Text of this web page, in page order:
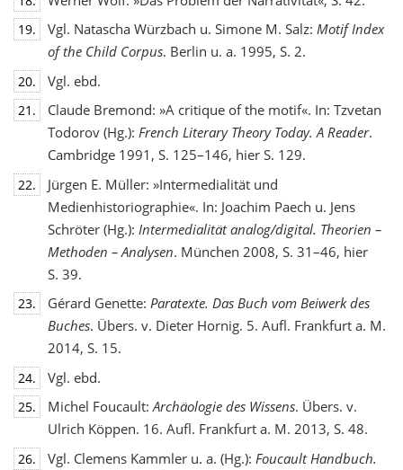
19. Vgl. Natascha Würzbach u. Simone M. Salz: Motif Index
of the Child Corpus. Berlin u. a. 1995, S. 2.
20. Vgl. ebd.
21.
Claude Bremond: »A critique of the motif«. In: Tzvetan
Todorov (Hg.): French Literary Theory Today. A Reader.
Cambridge 1991, S. 125–146, hier S. 129.
22.
Jürgen E. Müller: »Intermedialität und
Medienhistoriographie«. In: Joachim Paech u. Jens
Schröter (Hg.): Intermedialität analog/digital. Theorien –
Methoden – Analysen. München 2008, S. 31–46, hier
S. 39.
23. Gérard Genette: Paratexte. Das Buch vom Beiwerk des
Buches. Übers. v. Dieter Hornig. 5. Aufl. Frankfurt a. M.
2014, S. 15.
24. Vgl. ebd.
25. Michel Foucault:Archäologie des Wissens. Übers. v.
Ulrich Köppen. 16. Aufl. Frankfurt a. M. 2013, S. 48.
26. Vgl. Clemens Kammler u. a. (Hg.): Foucault Handbuch.